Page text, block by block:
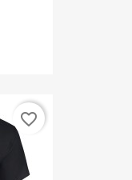
favorite_border